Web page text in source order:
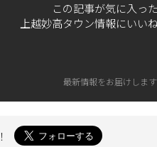
この記事が気に入っ
上越妙高タウン情報にいい
最新情報をお届けします